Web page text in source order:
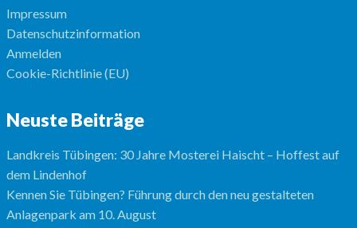
Impressum
Datenschutzinformation
Anmelden
Cookie-Richtlinie (EU)
Neuste Beiträge
Landkreis Tübingen: 30 Jahre Mosterei Haischt – Hoffest auf
dem Lindenhof
Kennen Sie Tübingen? Führung durch den neu gestalteten
Anlagenpark am 10. August